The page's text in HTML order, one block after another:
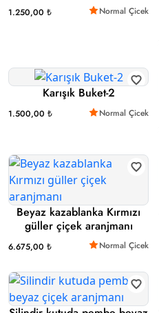
1.250,00 ₺ Normal Çicek
Karışık Buket-2
1.500,00 ₺ Normal Çicek
Beyaz kazablanka Kırmızı
güller çiçek aranjmanı
6.675,00 ₺ Normal Çicek